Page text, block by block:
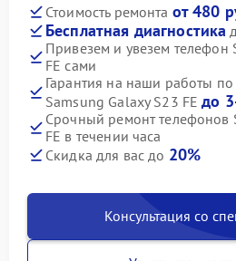
Стоимость ремонта от 480
Бесплатная диагностика
Привезем и увезем телефон
FE сами
Гарантия на наши работы
Samsung Galaxy S23 FEдо
Срочный ремонт телефонов
FE в течении часа
Скидка для вас до 20%
Консультация со